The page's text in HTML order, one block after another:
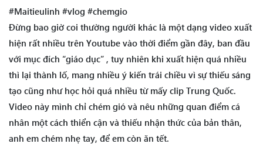
#Maitieulinh #vlog #chemgio
Đừng bao giờ coi thường người khác là một dạng video xuất
hiện rất nhiều trên Youtube vào thời điểm gần đây, ban đầu
với mục đích “giáo dục” , tuy nhiên khi xuất hiện quá nhiều
thì lại thành lố, mang nhiều ý kiến trái chiều vì sự thiếu sáng
tạo cũng như học hỏi quá nhiều từ mấy clip Trung Quốc.
Video này mình chỉ chém gió và nêu những quan điểm cá
nhân một cách thiển cận và thiếu nhận thức của bản thân,
anh em chém nhẹ tay, để em còn ăn tết.